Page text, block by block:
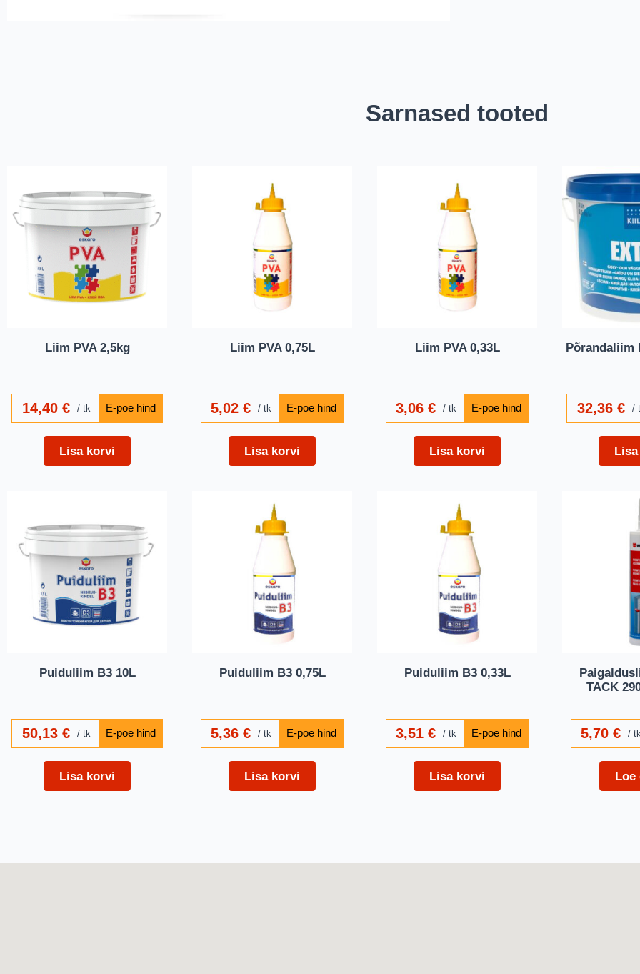
Sarnased tooted
Liim PVA 2,5kg
14,40 € tk
Lisa korvi
Liim PVA 0,75L
5,02€ tk
Lisa korvi
Liim PVA 0,33L
3,06€ tk
Lisa korvi
Põrandaliim
32,36 €
Puiduliim B3 10L
50,13 € tk
Lisa korvi
Puiduliim B3 0,75L
5,36€ tk
Lisa korvi
Puiduliim B3 0,33L
3,51€ tk
Lisa korvi
TACK
5,70€
Loe